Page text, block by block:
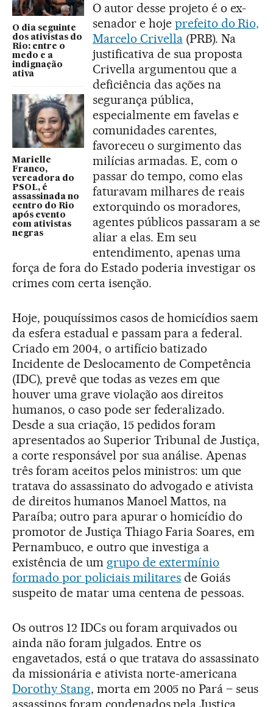
O dia seguinte
dos ativistas do
Rio: entre o
medo e a
indignação
ativa
Marielle
Franco,
vereadora do
PSOL, é
assassinada no
centro do Rio
após evento
com ativistas
negras
O autor desse projeto é o ex-
senador e hoje prefeito do Rio,
Marcelo Crivella(PRB). Na
justificativa de sua proposta
Crivella argumentou que a
deficiência das ações na
segurança pública,
especialmente em favelas e
comunidades carentes,
favoreceu o surgimento das
milícias armadas. E, com o
passar do tempo, como elas
faturavam milhares de reais
extorquindo os moradores,
agentes públicos passaram a se
aliar a elas. Em seu
entendimento, apenas uma
força de fora do Estado poderia investigar os
crimes com certa isenção.
Hoje, pouquíssimos casos de homicídios saem
da esfera estadual e passam para a federal.
Criado em 2004, o artifício batizado
Incidente de Deslocamento de Competência
(IDC), prevê que todas as vezes em que
houver uma grave violação aos direitos
humanos, o caso pode ser federalizado.
Desde a sua criação, 15 pedidos foram
apresentados ao Superior Tribunal de Justiça,
a corte responsável por sua análise. Apenas
três foram aceitos pelos ministros: um que
tratava do assassinato do advogado e ativista
de direitos humanos Manoel Mattos, na
Paraíba; outro para apurar o homicídio do
promotor de Justiça Thiago Faria Soares, em
Pernambuco, e outro que investiga a
existência de um grupo de extermínio
formado por policiais militares de Goiás
suspeito de matar uma centena de pessoas.
Os outros 12 IDCs ou foram arquivados ou
ainda não foram julgados. Entre os
engavetados, está o que tratava do assassinato
da missionária e ativista norte-americana
Dorothy Stang, morta em 2005 no Pará – seus